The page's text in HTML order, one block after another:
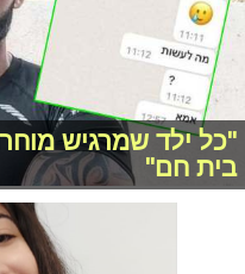
"כל ילד שמרגיש
בית חם"